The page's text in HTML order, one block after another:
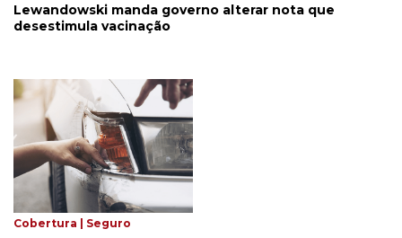
Lewandowski manda governo alterar nota que
desestimula vacinação
Cobertura | Seguro